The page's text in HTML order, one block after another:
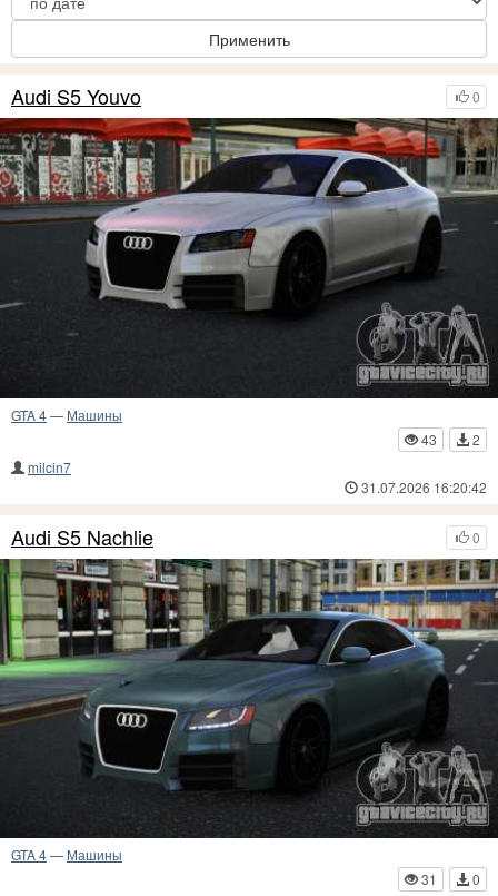
Применить
0
Audi S5 Youvo
GTA 4— Машины
43
2
milcin7
31.07.2026 16:20:42
0
Audi S5 Nachlie
GTA 4— Машины
31
0